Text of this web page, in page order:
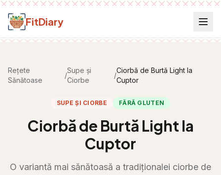
Salt la conținut
FitDiary
Rețete
Sănătoase
/
Supe și
Ciorbe
/
Ciorbă de Burtă Light la
Cuptor
SUPE ȘI CIORBE FĂRĂ GLUTEN
Ciorbă de Burtă Light la
Cuptor
O variantă mai sănătoasă a tradiționalei ciorbe de